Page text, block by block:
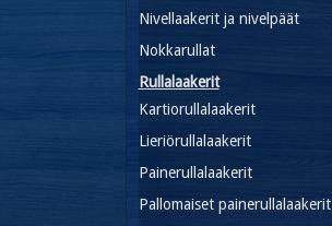
Nivellaakerit ja nivelpäät
Nokkarullat
Rullalaakerit
Kartiorullalaakerit
Lieriörullalaakerit
Painerullalaakerit
Pallomaiset painerullalaakerit